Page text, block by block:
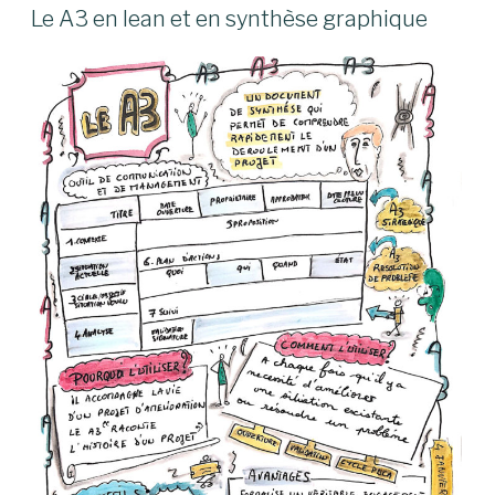
LE
Le A3 en lean et en synthèse graphique